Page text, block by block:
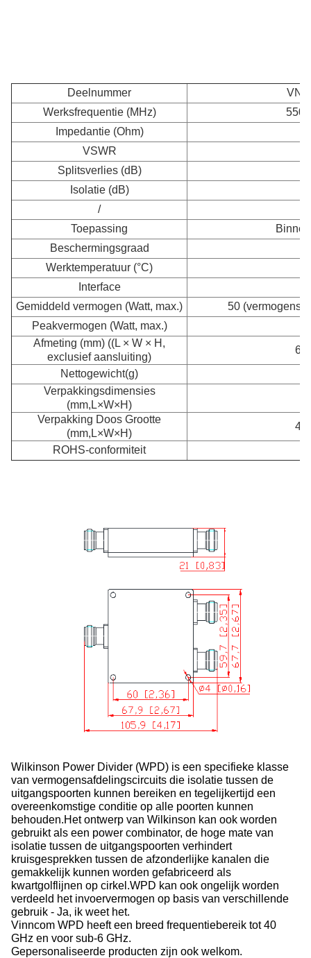
Deelnummer
VN-
Werksfrequentie (MHz)
550
Impedantie (Ohm)
VSWR
Splitsverlies (dB)
Isolatie (dB)
/
Toepassing
Beschermingsgraad
Werktemperatuur (°C)
Interface
Gemiddeld vermogen (Watt, max.)
50
Peakvermogen (Watt, max.)
Afmeting (mm) ((L × W × H,
exclusief aansluiting)
Nettogewicht(g)
Verpakkingsdimensies
(mm,L×W×H)
Verpakking Doos Grootte
(mm,L×W×H)
ROHS-conformiteit
Wilkinson Power Divider (WPD) is een specifieke klasse
van vermogensafdelingscircuits die isolatie tussen de
uitgangspoorten kunnen bereiken en tegelijkertijd een
overeenkomstige conditie op alle poorten kunnen
behouden.Het ontwerp van Wilkinson kan ook worden
gebruikt als een power combinator, de hoge mate van
isolatie tussen de uitgangspoorten verhindert
kruisgesprekken tussen de afzonderlijke kanalen die
gemakkelijk kunnen worden gefabriceerd als
kwartgolflijnen op cirkel.WPD kan ook ongelijk worden
verdeeld het invoervermogen op basis van verschillende
gebruik - Ja, ik weet het.
Vinncom WPD heeft een breed frequentiebereik tot 40
GHz en voor sub-6 GHz.
Gepersonaliseerde producten zijn ook welkom.